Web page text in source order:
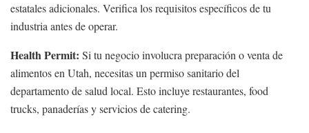
estatales adicionales. Verifica los requisitos específicos de tu
industria antes de operar.
Health Permit: Si tu negocio involucra preparación o venta de
alimentos en Utah, necesitas un permiso sanitario del
departamento de salud local. Esto incluye restaurantes, food
trucks, panaderías y servicios de catering.